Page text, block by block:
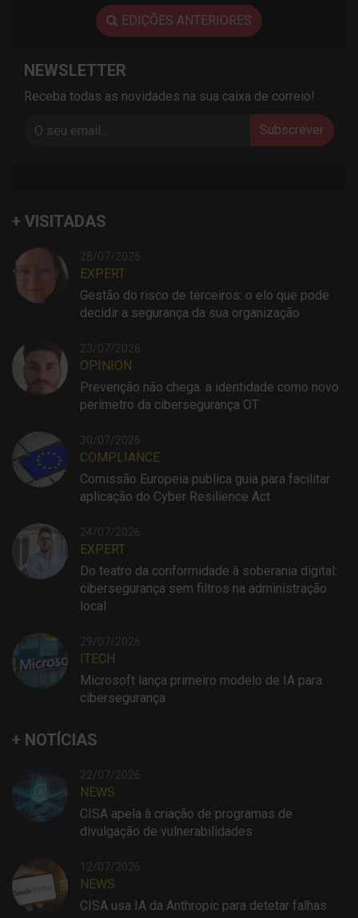
EDIÇÕES ANTERIORES
NEWSLETTER
Receba todas as novidades na sua caixa de correio!
Subscrever
+ VISITADAS
28/07/2026
EXPERT
Gestão do risco de terceiros: o elo que pode
decidir a segurança da sua organização
23/07/2026
OPINION
Prevenção não chega: a identidade como novo
perímetro da cibersegurança OT
30/07/2026
COMPLIANCE
Comissão Europeia publica guia para facilitar
aplicação do Cyber Resilience Act
24/07/2026
EXPERT
Do teatro da conformidade à soberania digital:
cibersegurança sem filtros na administração
local
29/07/2026
ITECH
Microsoft lança primeiro modelo de IA para
cibersegurança
+ NOTÍCIAS
22/07/2026
NEWS
CISA apela à criação de programas de
divulgação de vulnerabilidades
12/07/2026
NEWS
CISA usa IA da Anthropic para detetar falhas